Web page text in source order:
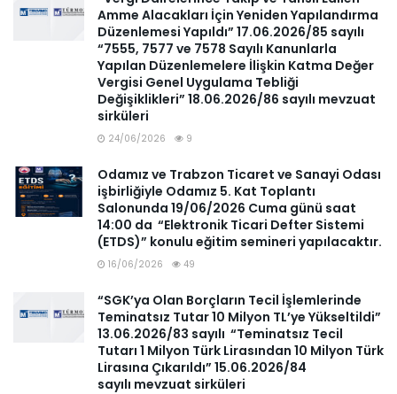
Amme Alacakları İçin Yeniden Yapılandırma
Düzenlemesi Yapıldı” 17.06.2026/85 sayılı
“7555, 7577 ve 7578 Sayılı Kanunlarla
Yapılan Düzenlemelere İlişkin Katma Değer
Vergisi Genel Uygulama Tebliği
Değişiklikleri” 18.06.2026/86 sayılı mevzuat
sirküleri
24/06/2026 9
Odamız ve Trabzon Ticaret ve Sanayi Odası
işbirliğiyle Odamız 5. Kat Toplantı
Salonunda 19/06/2026 Cuma günü saat
14:00 da “Elektronik Ticari Defter Sistemi
(ETDS)” konulu eğitim semineri yapılacaktır.
16/06/2026 49
“SGK’ya Olan Borçların Tecil İşlemlerinde
Teminatsız Tutar 10 Milyon TL’ye Yükseltildi”
13.06.2026/83 sayılı “Teminatsız Tecil
Tutarı 1 Milyon Türk Lirasından 10 Milyon Türk
Lirasına Çıkarıldı” 15.06.2026/84
sayılı mevzuat sirküleri